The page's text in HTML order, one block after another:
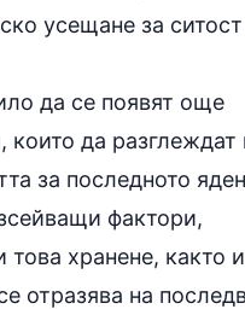
усещане за ситост
да се появят още
които да разглеждат
за последното
фактори,
това хранене, както
отразява на